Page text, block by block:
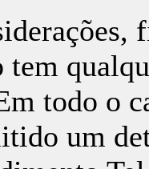
tem
todo o
um